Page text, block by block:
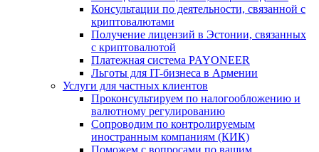
Консультации по деятельности, связанной с
криптовалютами
Получение лицензий в Эстонии, связанных
с криптовалютой
Платежная система PAYONEER
Льготы для IT-бизнеса в Армении
Услуги для частных клиентов
Проконсультируем по налогообложению и
валютному регулированию
Сопроводим по контролируемым
иностранным компаниям (КИК)
Поможем с вопросами по вашим